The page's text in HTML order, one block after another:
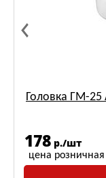
Головка ГМ-
178 р./шт
цена розничная